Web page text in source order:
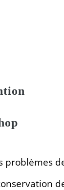
problèmes